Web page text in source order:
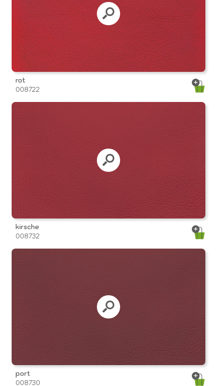
rot
008722
kirsche
008732
port
008730